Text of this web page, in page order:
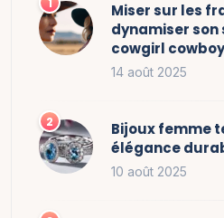
Miser sur les
dynamiser
cowgirl cowboy
14 août 2025
Bijoux femme
élégance
10 août 2025